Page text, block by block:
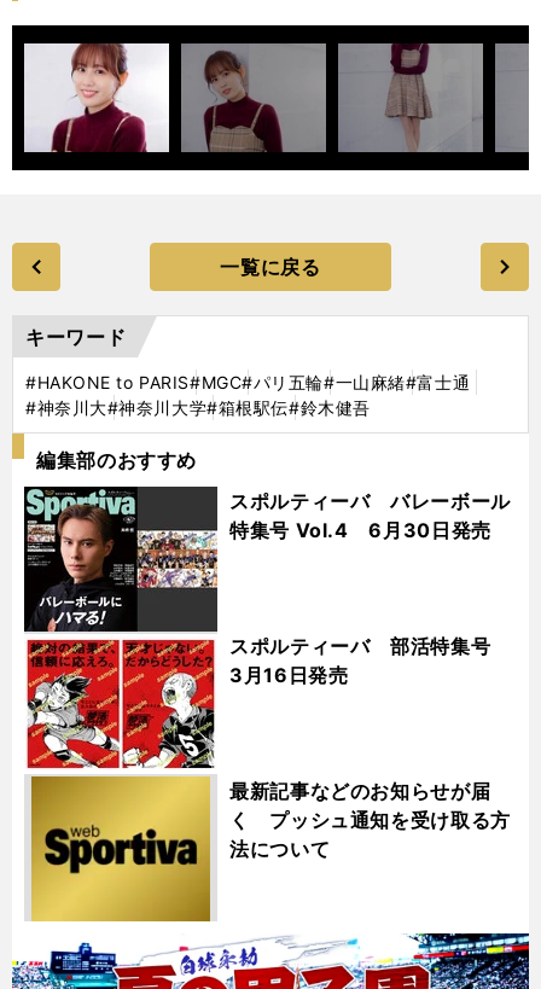
一覧に戻る
キーワード
#HAKONE to PARIS#MGC#パリ五輪#一山麻緒#富士通
#神奈川大#神奈川大学#箱根駅伝#鈴木健吾
編集部のおすすめ
スポルティーバ バレーボール
特集号 Vol.4 6月30日発売
スポルティーバ 部活特集号
3月16日発売
最新記事などのお知らせが届
く プッシュ通知を受け取る方
法について